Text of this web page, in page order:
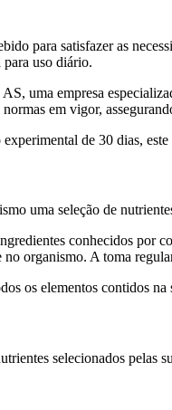
para satisfazer as
uso diário.
uma empresa
em vigor,
de 30 dias,
uma seleção de
conhecidos por
organismo. A toma
os elementos contidos
selecionados pelas